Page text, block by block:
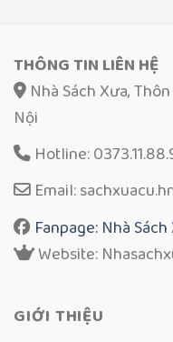
THÔNG TIN LIÊN HỆ
Nhà Sách Xưa,
Nội
Hotline:
Email:
Fanpage: Nhà
Website:
GIỚI THIỆU